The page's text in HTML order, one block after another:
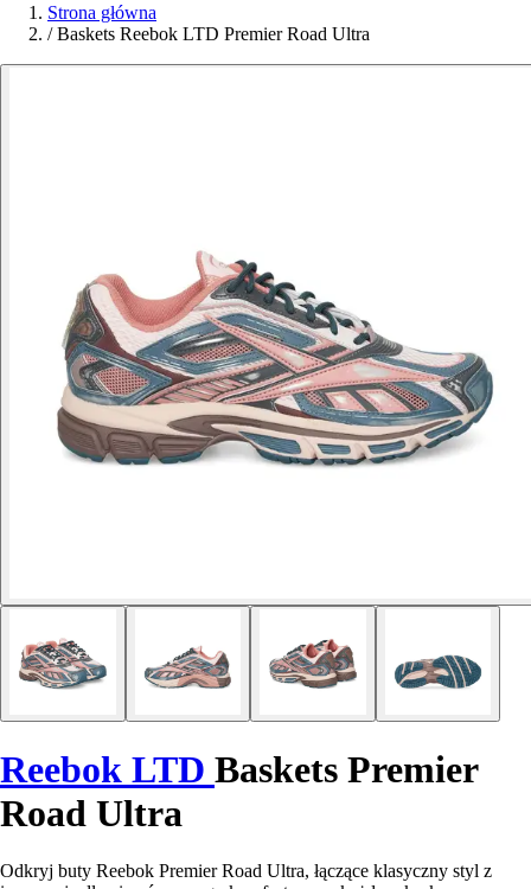
Strona główna
/ Baskets Reebok LTD Premier Road Ultra
Reebok LTD Baskets Premier
Road Ultra
Odkryj buty Reebok Premier Road Ultra, łączące klasyczny styl z